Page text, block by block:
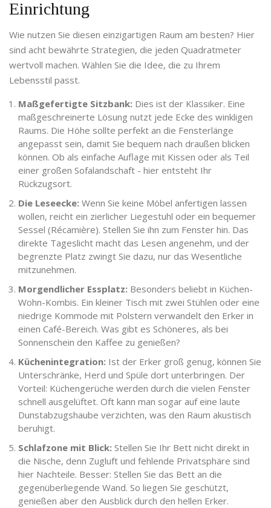
Einrichtung
Wie nutzen Sie diesen einzigartigen Raum am besten? Hier
sind acht bewährte Strategien, die jeden Quadratmeter
wertvoll machen. Wählen Sie die Idee, die zu Ihrem
Lebensstil passt.
Maßgefertigte Sitzbank: Dies ist der Klassiker. Eine
maßgeschreinerte Lösung nutzt jede Ecke des winkligen
Raums. Die Höhe sollte perfekt an die Fensterlänge
angepasst sein, damit Sie bequem nach draußen blicken
können. Ob als einfache Auflage mit Kissen oder als Teil
einer großen Sofalandschaft - hier entsteht Ihr
Rückzugsort.
Die Leseecke: Wenn Sie keine Möbel anfertigen lassen
wollen, reicht ein zierlicher Liegestuhl oder ein bequemer
Sessel (Récamière). Stellen Sie ihn zum Fenster hin. Das
direkte Tageslicht macht das Lesen angenehm, und der
begrenzte Platz zwingt Sie dazu, nur das Wesentliche
mitzunehmen.
Morgendlicher Essplatz: Besonders beliebt in Küchen-
Wohn-Kombis. Ein kleiner Tisch mit zwei Stühlen oder eine
niedrige Kommode mit Polstern verwandelt den Erker in
einen Café-Bereich. Was gibt es Schöneres, als bei
Sonnenschein den Kaffee zu genießen?
Küchenintegration: Ist der Erker groß genug, können Sie
Unterschränke, Herd und Spüle dort unterbringen. Der
Vorteil: Küchengerüche werden durch die vielen Fenster
schnell ausgelüftet. Oft kann man sogar auf eine laute
Dunstabzugshaube verzichten, was den Raum akustisch
beruhigt.
Schlafzone mit Blick: Stellen Sie Ihr Bett nicht direkt in
die Nische, denn Zugluft und fehlende Privatsphäre sind
hier Nachteile. Besser: Stellen Sie das Bett an die
gegenüberliegende Wand. So liegen Sie geschützt,
genießen aber den Ausblick durch den hellen Erker.